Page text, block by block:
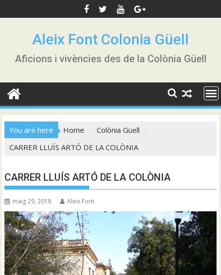
to
Aleix Font Colonia Güell
Aficions i vivències des de la Colònia Güell
You are here Home
Colònia Güell
CARRER LLUÍS ARTÓ DE LA COLÒNIA
CARRER LLUÍS ARTÓ DE LA COLÒNIA
maig 29, 2018 Aleix Font